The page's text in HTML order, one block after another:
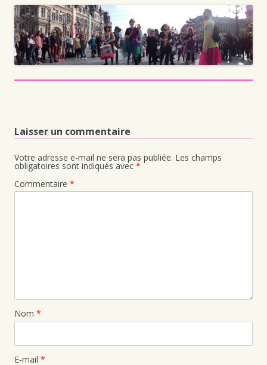
Laisser un commentaire
Votre adresse e-mail ne sera pas publiée. Les champs
obligatoires sont indiqués avec *
Commentaire *
Nom *
E-mail *